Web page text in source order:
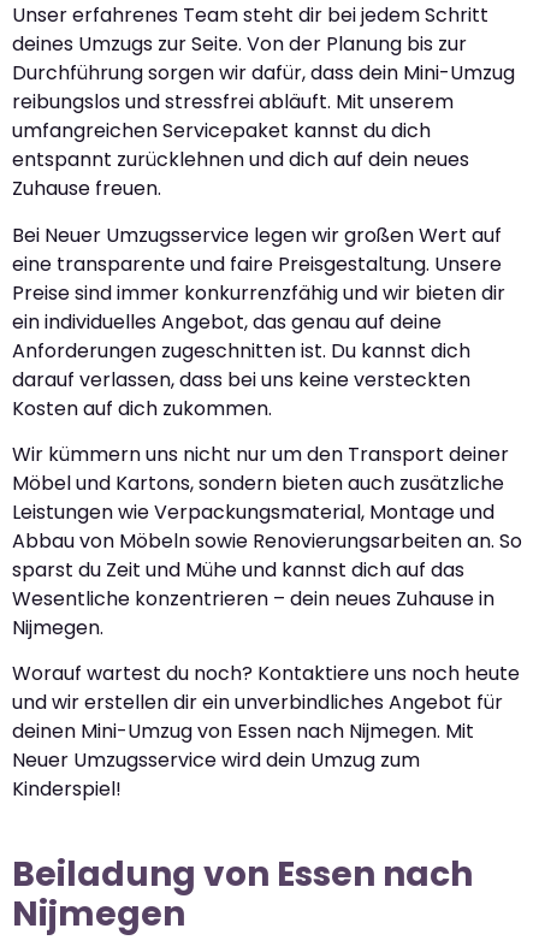
Unser erfahrenes Team steht dir bei jedem Schritt
deines Umzugs zur Seite. Von der Planung bis zur
Durchführung sorgen wir dafür, dass dein Mini-Umzug
reibungslos und stressfrei abläuft. Mit unserem
umfangreichen Servicepaket kannst du dich
entspannt zurücklehnen und dich auf dein neues
Zuhause freuen.
Bei Neuer Umzugsservice legen wir großen Wert auf
eine transparente und faire Preisgestaltung. Unsere
Preise sind immer konkurrenzfähig und wir bieten dir
ein individuelles Angebot, das genau auf deine
Anforderungen zugeschnitten ist. Du kannst dich
darauf verlassen, dass bei uns keine versteckten
Kosten auf dich zukommen.
Wir kümmern uns nicht nur um den Transport deiner
Möbel und Kartons, sondern bieten auch zusätzliche
Leistungen wie Verpackungsmaterial, Montage und
Abbau von Möbeln sowie Renovierungsarbeiten an. So
sparst du Zeit und Mühe und kannst dich auf das
Wesentliche konzentrieren – dein neues Zuhause in
Nijmegen.
Worauf wartest du noch? Kontaktiere uns noch heute
und wir erstellen dir ein unverbindliches Angebot für
deinen Mini-Umzug von Essen nach Nijmegen. Mit
Neuer Umzugsservice wird dein Umzug zum
Kinderspiel!
Beiladung von Essen nach
Nijmegen